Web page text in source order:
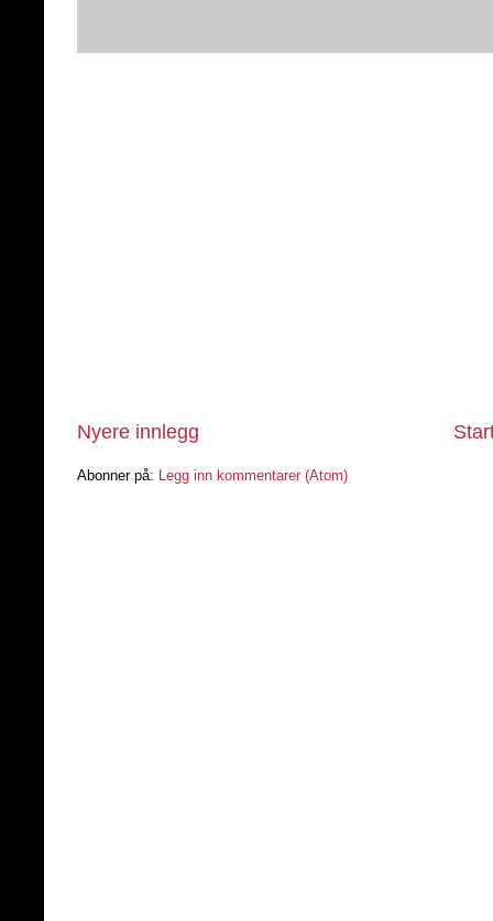
Nyere innlegg
Abonner på: Legg inn kommentarer (Atom)